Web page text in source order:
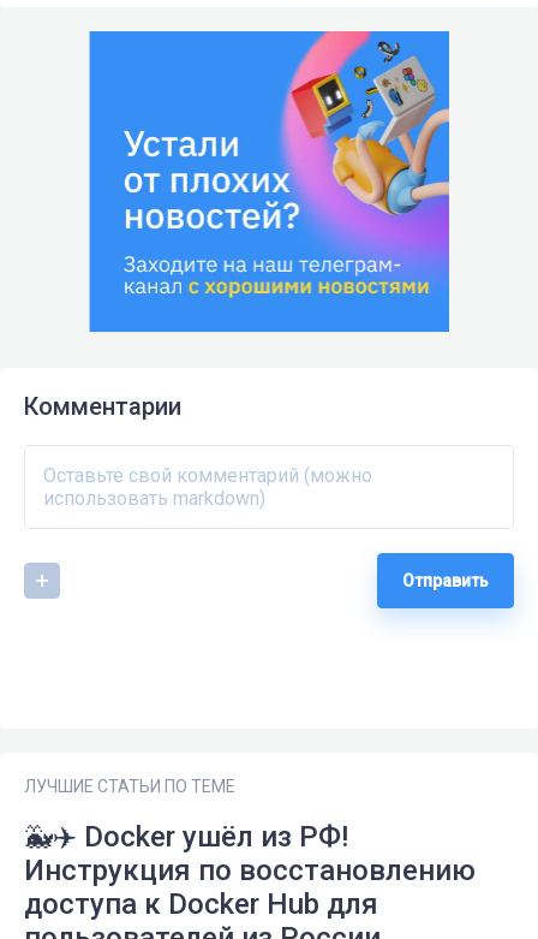
Комментарии
Отправить
ЛУЧШИЕ СТАТЬИ ПО ТЕМЕ
🐳✈️ Docker ушёл из РФ!
Инструкция по восстановлению
доступа к Docker Hub для